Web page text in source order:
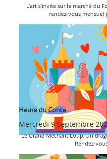
L’art s’invite sur le marché du
rendez-vous mensuel
Heure du Conte
Mercredi 9 Septembre
Le Grand Méchant Loup, un
Rendez-